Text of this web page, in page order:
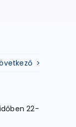
22-